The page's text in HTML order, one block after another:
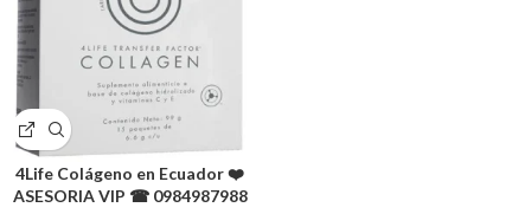
4Life Colágeno en Ecuador​ ❤️
ASESORIA VIP ☎ 0984987988